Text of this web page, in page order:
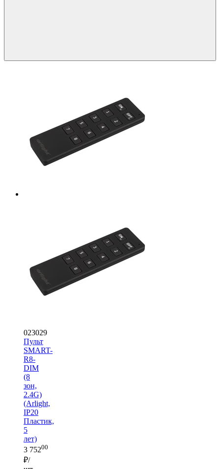
023029
Пульт
SMART-
R8-
DIM
(8
зон,
2.4G)
(Arlight,
IP20
Пластик,
5
лет)
3 75200
₽/